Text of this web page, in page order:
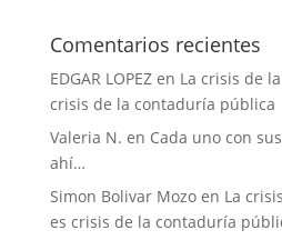
Comentarios recientes
EDGAR LOPEZen La crisis de
crisis de la contaduría pública
Valeria N. en Cada uno con
ahí…
Simon Bolivar Mozoen La
es crisis de la contaduría